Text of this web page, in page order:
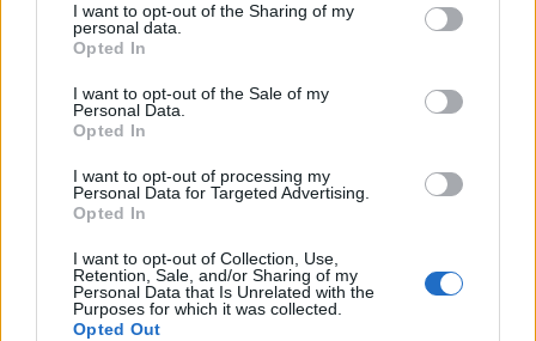
not limited to your visit or usage behaviour. You may click to
grant or deny consent to Google and its third-party tags to
use your data for below specified purposes in below Google
consent section.
I want to opt-out of the Sharing of my
personal data.
Opted In
I want to opt-out of the Sale of my
Personal Data.
Opted In
I want to opt-out of processing my
Personal Data for Targeted Advertising.
Opted In
I want to opt-out of Collection, Use,
Retention, Sale, and/or Sharing of my
Personal Data that Is Unrelated with the
Purposes for which it was collected.
Opted Out
SZTÁROK
Mikor láttad Gwen Stefanit utoljára
ilyen dögösnek?